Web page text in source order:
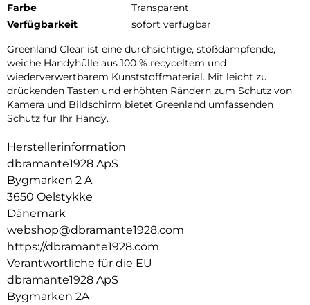
Farbe
Transparent
Verfügbarkeit
sofort verfügbar
Greenland Clear ist eine durchsichtige, stoßdämpfende,
weiche Handyhülle aus 100 % recyceltem und
wiederverwertbarem Kunststoffmaterial. Mit leicht zu
drückenden Tasten und erhöhten Rändern zum Schutz von
Kamera und Bildschirm bietet Greenland umfassenden
Schutz für Ihr Handy.
Herstellerinformation
dbramante1928 ApS
Bygmarken 2 A
3650 Oelstykke
Dänemark
webshop@dbramante1928.com
https://dbramante1928.com
Verantwortliche für die EU
dbramante1928 ApS
Bygmarken 2A